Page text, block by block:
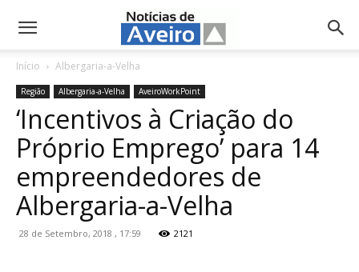
NotíciasdeAveiro.pt
Início Albergaria-a-Velha
Região Albergaria-a-Velha AveiroWorkPoint
‘Incentivos à Criação do
Próprio Emprego’ para 14
empreendedores de
Albergaria-a-Velha
28 de Setembro, 2018 , 17:59 2121